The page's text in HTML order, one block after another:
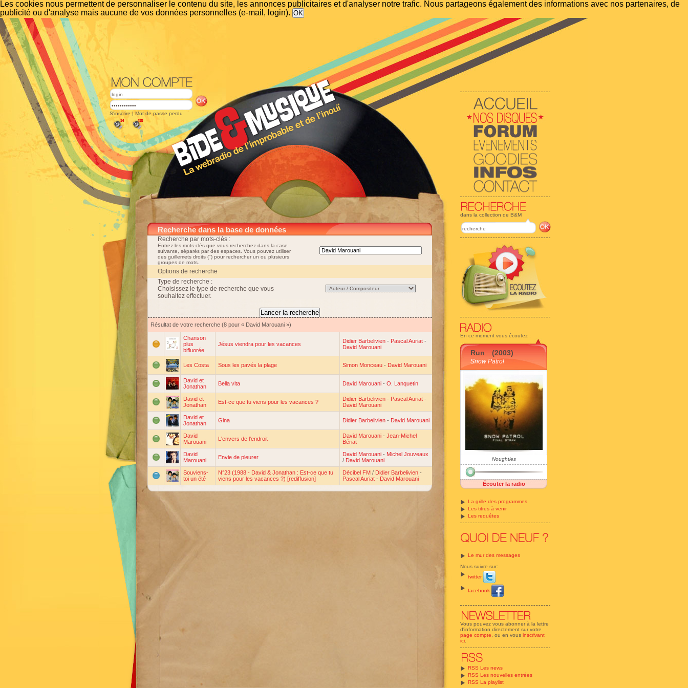
Les cookies nous permettent de personnaliser le contenu du site, les annonces publicitaires et d'analyser notre trafic. Nous partageons également des informations avec nos partenaires, de
publicité ou d'analyse mais aucune de vos données personnelles (e-mail, login).
dans la collection de B&M
En ce moment vous écoutez :
Run (2003)
Snow Patrol
Noughties
Écouter la radio
La grille des programmes
Les titres à venir
Les requêtes
Le mur des messages
Nous suivre sur:
twitter
facebook
Vous pouvez vous abonner à la lettre
d'information directement sur votre
page compte , ou en vous inscrivant
ici
RSS Les news
RSS Les nouvelles entrées
RSS La playlist
S'inscrire | Mot de passe perdu
Recherche dans la base de données
Recherche par mots-clés :
Entrez les mots-clés que vous recherchez dans la case
suivante, séparés par des espaces. Vous pouvez utiliser
des guillemets droits (") pour rechercher un ou plusieurs
groupes de mots.
Options de recherche
Type de recherche :
Choisissez le type de recherche que vous
souhaitez effectuer.
Résultat de votre recherche (8 pour « David Marouani »)
Chanson
plus
bifluorée
Jésus viendra pour les vacances Didier Barbelivien - Pascal Auriat -
David Marouani
Les Costa Sous les pavés la plage Simon Monceau - David Marouani
David et
Jonathan
Bella vita David Marouani - O. Lanquetin
David et
Jonathan
Est-ce que tu viens pour les vacances ? Didier Barbelivien - Pascal Auriat -
David Marouani
David et
Jonathan
Gina Didier Barbelivien - David Marouani
David
Marouani
L'envers de l'endroit David Marouani - Jean-Michel
Bériat
David
Marouani
Envie de pleurer David Marouani - Michel Jouveaux
/ David Marouani
Souviens-
toi un été
N°23 (1988 - David & Jonathan : Est-ce que tu
viens pour les vacances ?) [rediffusion]
Décibel FM / Didier Barbelivien -
Pascal Auriat - David Marouani